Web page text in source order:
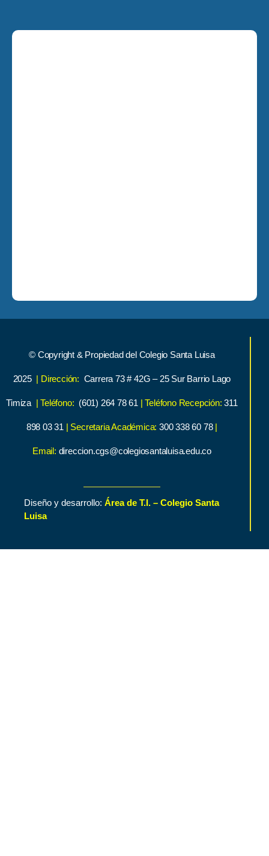
© Copyright & Propiedad del Colegio Santa Luisa
2025 | Dirección: Carrera 73 # 42G – 25 Sur Barrio Lago
Timiza | Teléfono: (601) 264 78 61 | Teléfono Recepción: 311
898 03 31 | Secretaria Académica:300 338 60 78 |
Email: direccion.cgs@colegiosantaluisa.edu.co
Diseño y desarrollo: Área de T.I. – Colegio Santa
Luisa